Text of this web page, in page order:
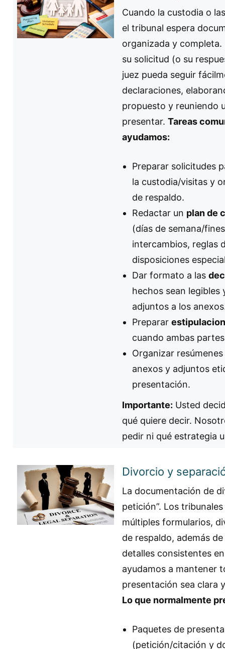
Cuando la custodia o
el tribunal espera
organizada y
su solicitud (o su
juez pueda seguir
declaraciones,
propuesto y reuniendo
presentar. Tareas
ayudamos:
Preparar solicitudes
la custodia/visitas y
de respaldo.
Redactar un plan de
(días de semana/
intercambios, reglas
disposiciones
Dar formato a las
hechos sean
adjuntos a los
Preparar
cuando ambas
Organizar
anexos y adjuntos
presentación.
Importante: Usted
qué quiere decir.
pedir ni qué estrategia
Divorcio y
La documentación de
petición”. Los
múltiples formularios,
de respaldo, además
detalles consistentes
ayudamos a mantener
presentación sea clara
Lo que normalmente
Paquetes de
(petición/citación y